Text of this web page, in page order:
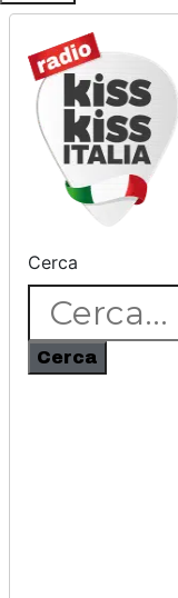
Cerca
Cerca